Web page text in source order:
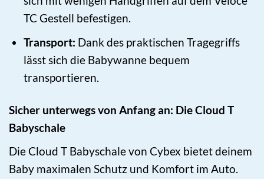
TC Gestell befestigen.
Transport: Dank des praktischen Tragegriffs
lässt sich die Babywanne bequem
transportieren.
Sicher unterwegs von Anfang an: Die Cloud T
Babyschale
Die Cloud T Babyschale von Cybex bietet deinem
Baby maximalen Schutz und Komfort im Auto.